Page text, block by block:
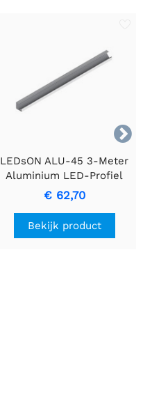

LEDsON ALU-45 3-Meter
Aluminium LED-Profiel
met Zilveren
Geanodiseerde Afwerking
€ 62,70
Bekijk product